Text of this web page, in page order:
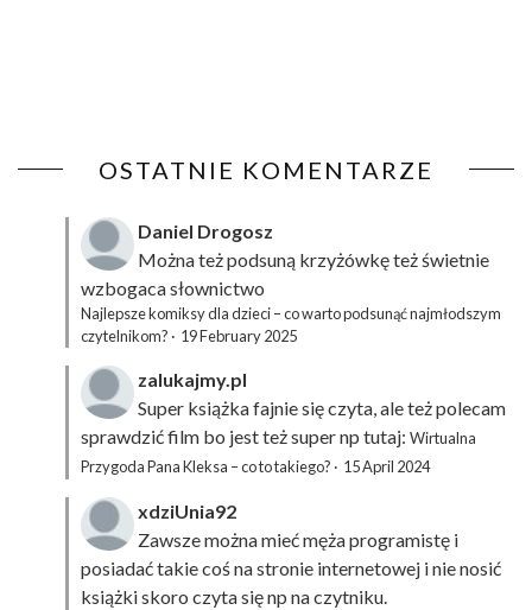
OSTATNIE KOMENTARZE
Daniel Drogosz
Można też podsuną krzyżówkęteż świetnie
wzbogaca słownictwo
Najlepsze komiksy dla dzieci – co warto podsunąć najmłodszym
czytelnikom? · 19 February 2025
zalukajmy.pl
Super książka fajnie się czyta, ale też polecam
sprawdzić film bo jest też super np tutaj: Wirtualna
Przygoda Pana Kleksa – co to takiego? · 15 April 2024
xdziUnia92
Zawsze można mieć męża programistę i
posiadać takie coś na stronie internetowej i nie nosić
książki skoro czyta się np na czytniku.